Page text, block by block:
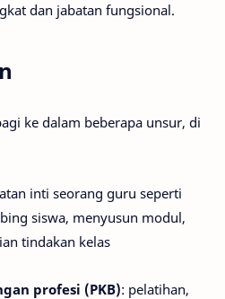
dan jabatan fungsional.
ke dalam beberapa unsur, di
inti seorang guru seperti
siswa, menyusun modul,
tindakan kelas
profesi (PKB): pelatihan,